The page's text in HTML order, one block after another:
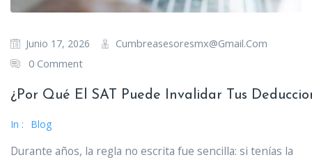
Junio 17, 2026
Cumbreasesoresmx@gmail.com
0 Comment
¿Por Qué El SAT Puede Invalidar Tus
In : Blog
Durante años, la regla no escrita fue sencilla: si tenías la